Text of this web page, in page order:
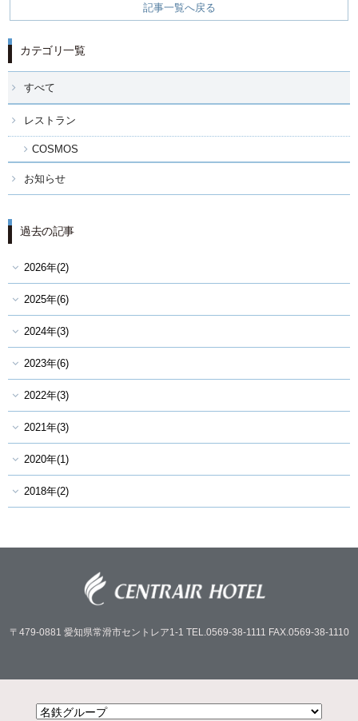
記事一覧へ戻る
カテゴリ一覧
すべて
レストラン
COSMOS
お知らせ
過去の記事
2026年(2)
2025年(6)
2024年(3)
2023年(6)
2022年(3)
2021年(3)
2020年(1)
2018年(2)
〒479-0881 愛知県常滑市セントレア1-1 TEL.0569-38-1111 FAX.0569-38-1110